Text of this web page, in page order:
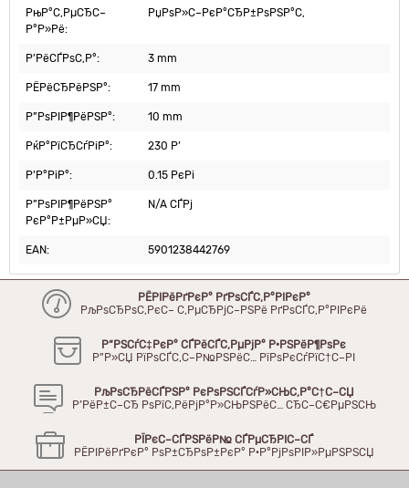
РњР°С‚РµСЂС–
Р°Р»Рё:
РџРѕР»С–РєР°СЂР±РѕРЅР°С‚
Р’РёСЃРѕС‚Р°: 3 mm
РЁРёСЂРёРЅР°: 17 mm
Р”РѕРІР¶РёРЅР°: 10 mm
РќР°РїСЂСѓРіР°: 230 Р’
Р’Р°РіР°: 0.15 РєРі
Р”РѕРІР¶РёРЅР°
РєР°Р±РµР»СЏ:
N/A СЃРј
EAN: 5901238442769
РЁРІРёРґРєР° РґРѕСЃС‚Р°РІРєР°
РљРѕСЂРѕС‚РєС– С‚РµСЂРјС–РЅРё РґРѕСЃС‚Р°РІРєРё
Р“РЅСѓС‡РєР° СЃРёСЃС‚РµРјР° Р·РЅРёР¶РѕРє
Р”Р»СЏ РїРѕСЃС‚С–Р№РЅРёС… РїРѕРєСѓРїС†С–РІ
РљРѕСЂРёСЃРЅР° РєРѕРЅСЃСѓР»СЊС‚Р°С†С–СЏ
Р’РёР±С–СЂ РѕРїС‚РёРјР°Р»СЊРЅРёС… СЂС–С€РµРЅСЊ
РЇРєС–СЃРЅРёР№ СЃРµСЂРІС–СЃ
РЁРІРёРґРєР° РѕР±СЂРѕР±РєР° Р·Р°РјРѕРІР»РµРЅРЅСЏ